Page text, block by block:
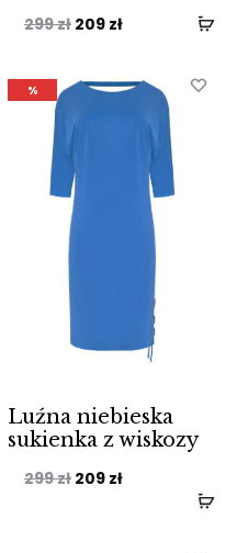
299zł Pierwotna
wynosiła:
299 zł.
209 złAktualna
wynosi:
209 zł.
%
Luźna niebieska
sukienka z wiskozy
299zł Pierwotna
209 złAktualna